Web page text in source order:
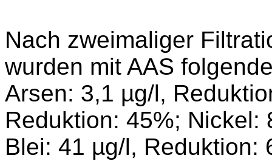
Nach zweimaliger
wurden mit AAS
Arsen: 3,1 µg/l,
Reduktion: 45%; Nickel:
Blei: 41 µg/l, Reduktion: